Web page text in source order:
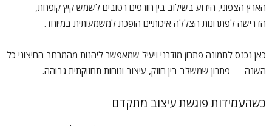
הארץ הצפוני, הידוע בשילוב בין חורפים רטובים לשמש קיץ קופחת,
הדרישה לפתרונות הצללה איכותיים הופכת למשמעותית במיוחד.
כאן נכנס לתמונה פתרון מודרני ויעיל שמאפשר ליהנות מהמרחב החיצוני כל
השנה — פתרון שמשלב בין חוזק, עיצוב ונוחות תחזוקתית גבוהה.
כשהעמידות פוגשת עיצוב מתקדם